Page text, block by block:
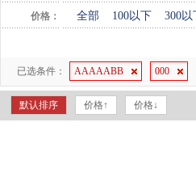
价格： 全部 100以下 300以
已选条件： AAAAABB 000
默认排序 价格↑ 价格↓